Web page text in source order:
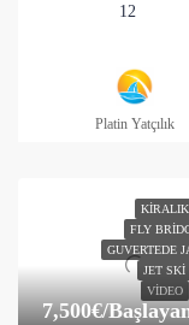
12
Platin Yatçılık
KIRALIK
FLY
GUVERTEDE
JET SKI
VIDEO
7,500€/